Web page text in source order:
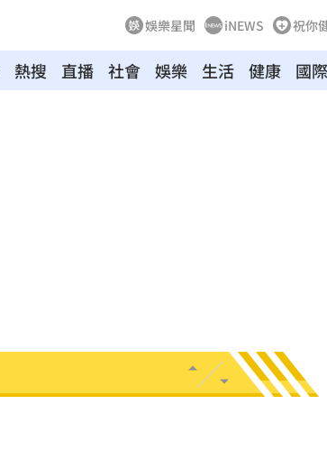
娛樂星聞 iNEWS 祝你
熱搜 直播 社會 娛樂 生活 健康 國際